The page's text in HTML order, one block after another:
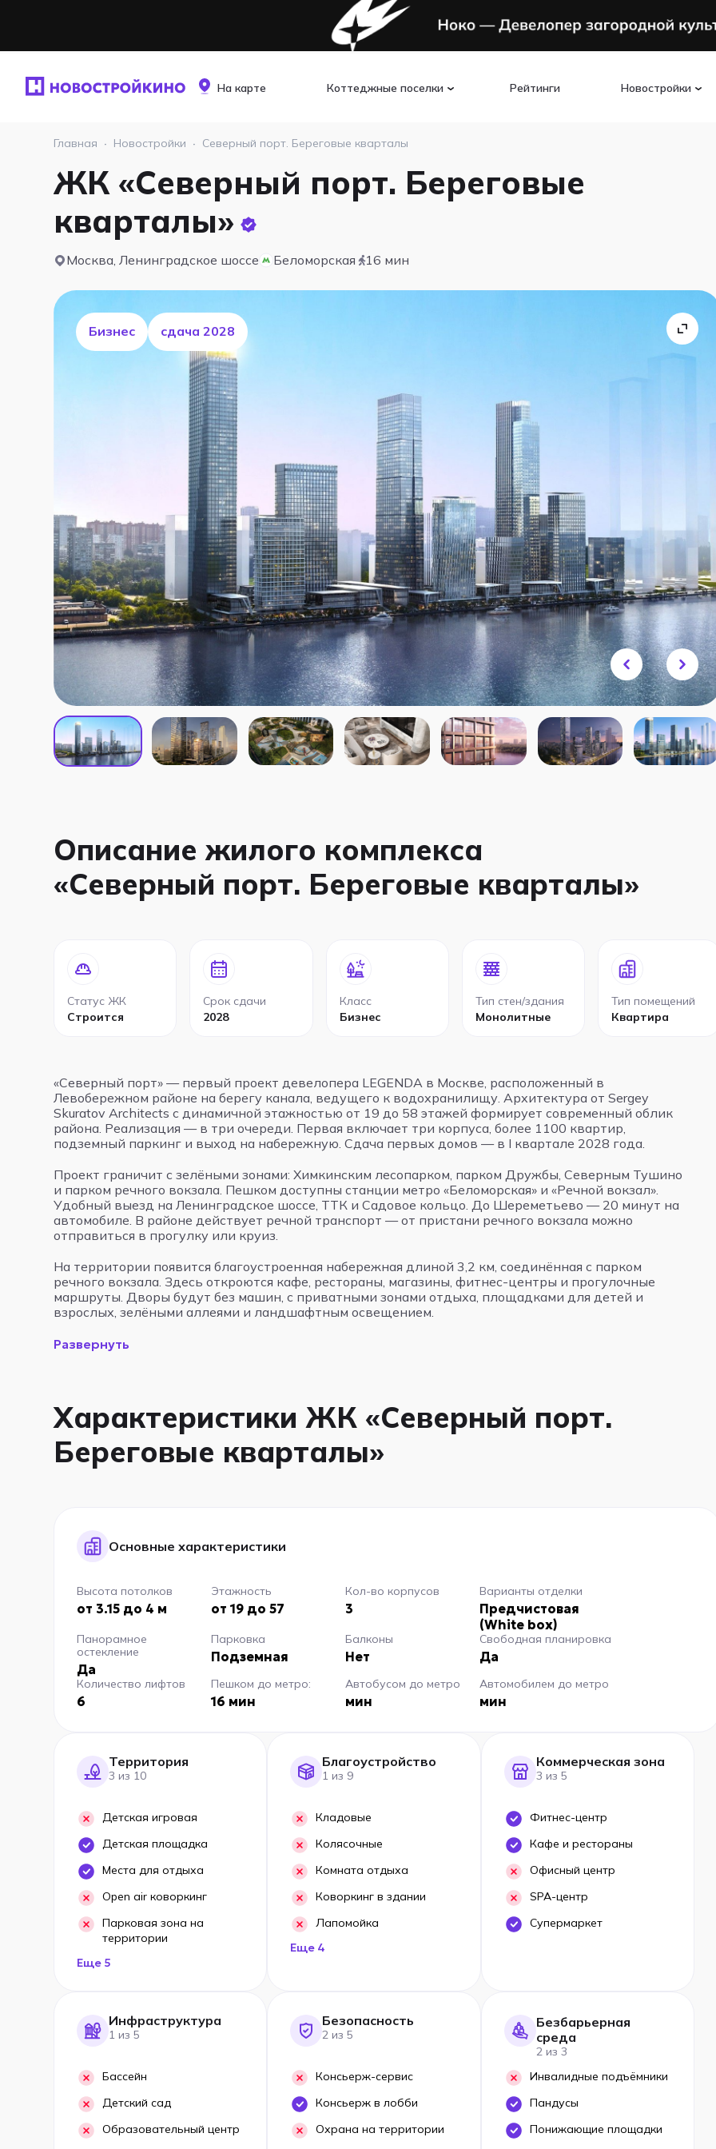
На карте Коттеджные поселки Рейтинги Новостройки
Главная · Новостройки · Северный порт. Береговые кварталы
ЖК «Северный порт. Береговые
кварталы»
Москва, Ленинградское шоссе Беломорская 16 мин
Бизнес cдача 2028
Описание жилого комплекса
«Северный порт. Береговые кварталы»
Статус ЖК
Строится
Срок сдачи
2028
Класс
Бизнес
Тип стен/здания
Монолитные
Тип помещений
Квартира
«Северный порт» — первый проект девелопера LEGENDA в Москве, расположенный в
Левобережном районе на берегу канала, ведущего к водохранилищу. Архитектура от Sergey
Skuratov Architects с динамичной этажностью от 19 до 58 этажей формирует современный облик
района. Реализация — в три очереди. Первая включает три корпуса, более 1100 квартир,
подземный паркинг и выход на набережную. Сдача первых домов — в I квартале 2028 года.
Проект граничит с зелёными зонами: Химкинским лесопарком, парком Дружбы, Северным Тушино
и парком речного вокзала. Пешком доступны станции метро «Беломорская» и «Речной вокзал».
Удобный выезд на Ленинградское шоссе, ТТК и Садовое кольцо. До Шереметьево — 20 минут на
автомобиле. В районе действует речной транспорт — от пристани речного вокзала можно
отправиться в прогулку или круиз.
На территории появится благоустроенная набережная длиной 3,2 км, соединённая с парком
речного вокзала. Здесь откроются кафе, рестораны, магазины, фитнес-центры и прогулочные
маршруты. Дворы будут без машин, с приватными зонами отдыха, площадками для детей и
взрослых, зелёными аллеями и ландшафтным освещением.
Развернуть
Характеристики ЖК «Северный порт.
Береговые кварталы»
Основные характеристики
Высота потолков
от 3.15 до 4 м
Этажность
от 19 до 57
Кол-во корпусов
3
Варианты отделки
Предчистовая
(White box)
Панорамное
остекление
Да
Парковка
Подземная
Балконы
Нет
Свободная планировка
Да
Количество лифтов
6
Пешком до метро:
16 мин
Автобусом до метро
мин
Автомобилем до метро
мин
Территория
3 из 10
Детская игровая
Детская площадка
Места для отдыха
Open air коворкинг
Парковая зона на
территории
Еще 5
Благоустройство
1 из 9
Кладовые
Колясочные
Комната отдыха
Коворкинг в здании
Лапомойка
Еще 4
Коммерческая зона
3 из 5
Фитнес-центр
Кафе и рестораны
Офисный центр
SPA-центр
Супермаркет
Инфраструктура
1 из 5
Бассейн
Детский сад
Образовательный центр
Безопасность
2 из 5
Консьерж-сервис
Консьерж в лобби
Охрана на территории
Безбарьерная
среда
2 из 3
Инвалидные подъёмники
Пандусы
Понижающие площадки